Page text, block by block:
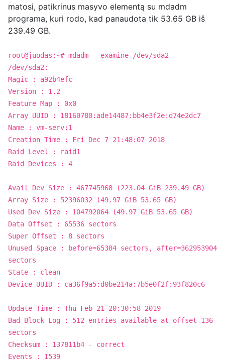
matosi, patikrinus masyvo elementą su mdadm
programa, kuri rodo, kad panaudota tik 53.65 GB iš
239.49 GB.
root@juodas:~# mdadm --examine /dev/sda2
/dev/sda2:
Magic : a92b4efc
Version : 1.2
Feature Map : 0x0
Array UUID : 18160780:ade14487:bb4e3f2e:d74e2dc7
Name : vm-serv:1
Creation Time : Fri Dec 7 21:48:07 2018
Raid Level : raid1
Raid Devices : 4
Avail Dev Size : 467745968 (223.04 GiB 239.49 GB)
Array Size : 52396032 (49.97 GiB 53.65 GB)
Used Dev Size : 104792064 (49.97 GiB 53.65 GB)
Data Offset : 65536 sectors
Super Offset : 8 sectors
Unused Space : before=65384 sectors, after=362953904
sectors
State : clean
Device UUID : ca36f9a5:d0be214a:7b5e0f2f:93f820c6
Update Time : Thu Feb 21 20:30:58 2019
Bad Block Log : 512 entries available at offset 136
sectors
Checksum : 137811b4 - correct
Events : 1539